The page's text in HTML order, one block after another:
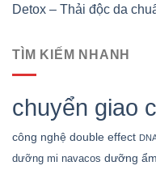
Detox – Thải độc da
TÌM KIẾM NHANH
chuyển giao
công nghệ double effect
dưỡng mi navacos dưỡng